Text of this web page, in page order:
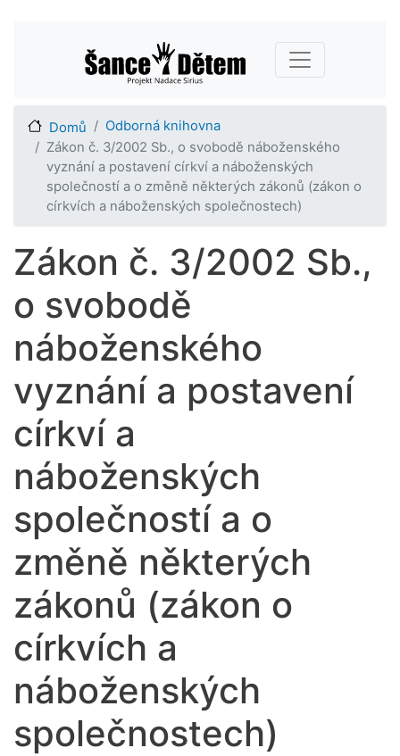
hlavnímu
obsahu
Main navigation
Domů
Odborná knihovna
Zákon č. 3/2002 Sb., o svobodě náboženského
vyznání a postavení církví a náboženských
společností a o změně některých zákonů (zákon o
církvích a náboženských společnostech)
Zákon č. 3/2002 Sb.,
o svobodě
náboženského
vyznání a postavení
církví a
náboženských
společností a o
změně některých
zákonů (zákon o
církvích a
náboženských
společnostech)